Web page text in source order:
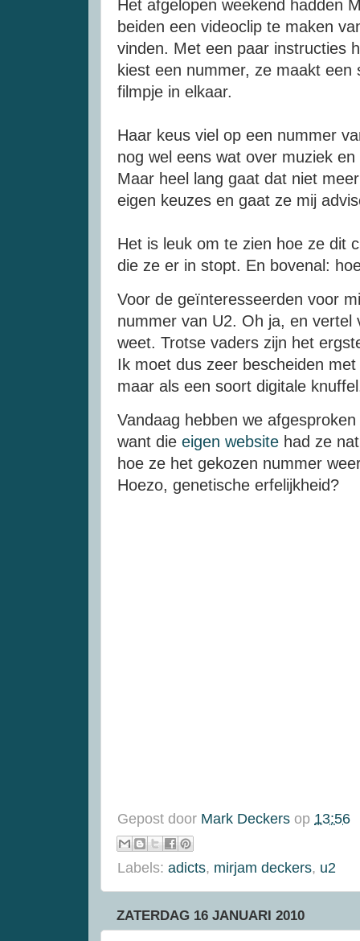
Het afgelopen weekend hadden
beiden een videoclip te maken
vinden. Met een paar instructies
kiest een nummer, ze maakt
filmpje in elkaar.
Haar keus viel op een nummer
nog wel eens wat over muziek
Maar heel lang gaat dat niet
eigen keuzes en gaat ze mij
Het is leuk om te zien hoe ze dit
die ze er in stopt. En bovenal:
Voor de geïnteresseerden voor
nummer van U2. Oh ja, en
weet. Trotse vaders zijn het
Ik moet dus zeer bescheiden
maar als een soort digitale
Vandaag hebben we
want die eigen website had ze
hoe ze het gekozen nummer
Hoezo, genetische erfelijkheid?
Gepost door Mark Deckers op 13:56
Labels: adicts, mirjam deckers, u2
ZATERDAG 16 JANUARI 2010